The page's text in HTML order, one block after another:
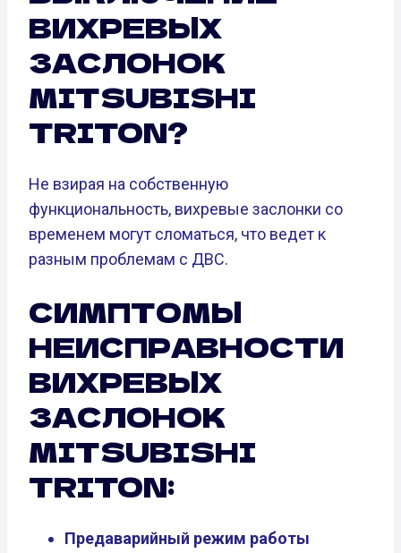
ВИХРЕВЫХ
ЗАСЛОНОК
MITSUBISHI
TRITON?
Не взирая на собственную
функциональность, вихревые заслонки со
временем могут сломаться, что ведет к
разным проблемам с ДВС.
СИМПТОМЫ
НЕИСПРАВНОСТИ
ВИХРЕВЫХ
ЗАСЛОНОК
MITSUBISHI
TRITON:
Предаварийный режим работы